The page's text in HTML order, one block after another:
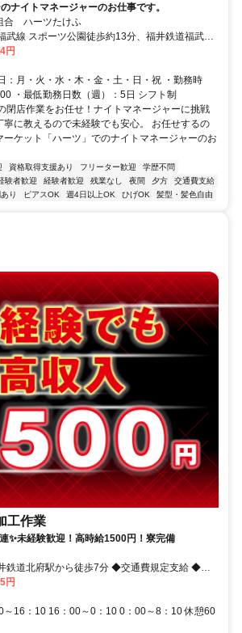
ナイトマネージャーのお仕事です。
合 ハーツたけふ
武線 スポーツ公園徒歩約13分、福井鉄道福武線
鉄道福武線 北府徒歩約26分
円
：月・火・水・木・金・土・日・祝 ・勤務時
・最低勤務日数（週）：5日 シフト制
閉店作業をお任せ！ナイトマネージャーに挑戦
寧に教えるので未経験でも安心。 お任せするの
ーケット「ハーツ」でのナイトマネージャーのお
資格取得支援あり フリーター歓迎
学歴不問
験者歓迎 経験者歓迎 残業なし 夜間 夕方
交通費支給
り ピアスOK 週4日以上OK ひげOK 髪型・髪色自由
工作業
✨未経験歓迎！高時給1500円！寮完備
鉄道北府駅から徒歩7分 ◆交通費規定支給 ◆車
円
～16：10 16：00～0：10 0：00～8：10 休憩60